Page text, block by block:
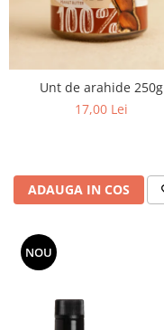
Unt de arahide 250g
17,00 Lei
ADAUGA IN COS
NOU